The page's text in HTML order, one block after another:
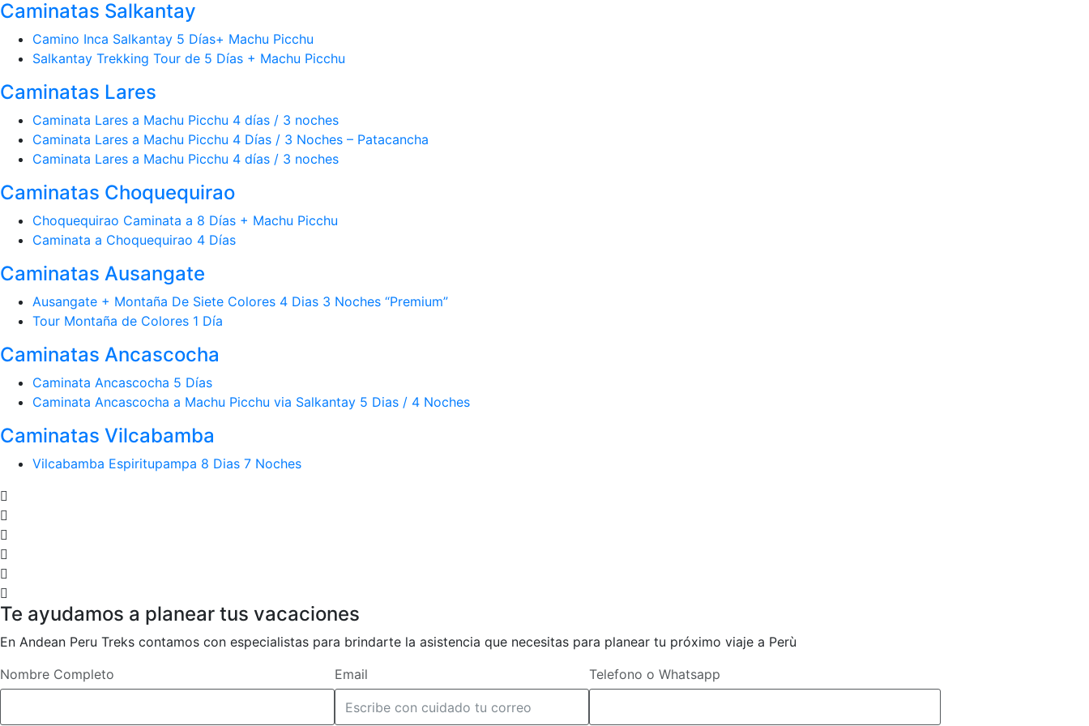
Caminatas Salkantay
Camino Inca Salkantay 5 Días+ Machu Picchu
Salkantay Trekking Tour de 5 Días + Machu Picchu
Caminatas Lares
Caminata Lares a Machu Picchu 4 días / 3 noches
Caminata Lares a Machu Picchu 4 Días / 3 Noches – Patacancha
Caminata Lares a Machu Picchu 4 días / 3 noches
Caminatas Choquequirao
Choquequirao Caminata a 8 Días + Machu Picchu
Caminata a Choquequirao 4 Días
Caminatas Ausangate
Ausangate + Montaña De Siete Colores 4 Dias 3 Noches “Premium”
Tour Montaña de Colores 1 Día
Caminatas Ancascocha
Caminata Ancascocha 5 Días
Caminata Ancascocha a Machu Picchu via Salkantay 5 Dias / 4 Noches
Caminatas Vilcabamba
Vilcabamba Espiritupampa 8 Dias 7 Noches
Te ayudamos a planear tus vacaciones
En Andean Peru Treks contamos con especialistas para brindarte la asistencia que necesitas para planear tu próximo viaje a Perù
Nombre Completo
Email Telefono o Whatsapp